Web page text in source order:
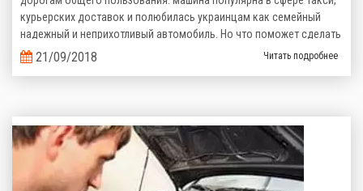
курьерских доставок и полюбилась украинцам как семейный
надежный и неприхотливый автомобиль. Но что поможет сделать
его эксплуатацию еще более выгодной? Верно, комплект
газобаллонного оборудования, которое сэкономит кучу денег на
21/09/2018 Читать подробнее